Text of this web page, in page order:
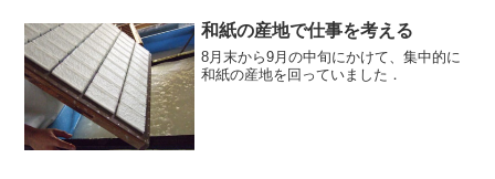
和紙の産地で仕事を考える
8月末から9月の中旬にかけて、集中的に
和紙の産地を回っていました．